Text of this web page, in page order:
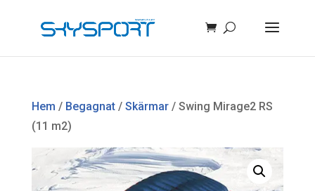
Hem / Begagnat/ Skärmar/ Swing Mirage2 RS
(11 m2)